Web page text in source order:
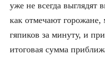
уже не всегда
как отмечают горожане,
гяпиков за минуту, и
итоговая сумма